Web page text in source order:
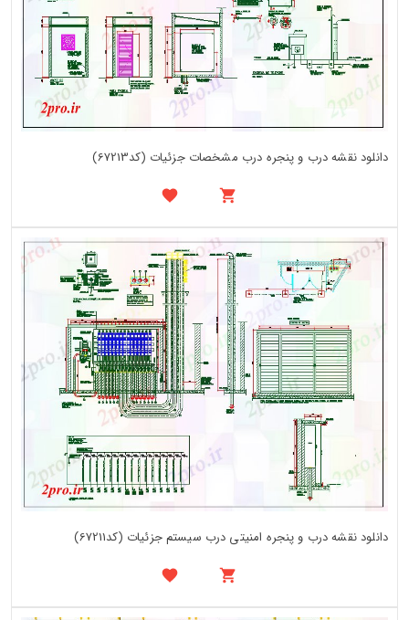
دانلود نقشه درب و پنجره درب مشخصات جزئیات (کد67213)
دانلود نقشه درب و پنجره امنیتی درب سیستم جزئیات (کد67211)